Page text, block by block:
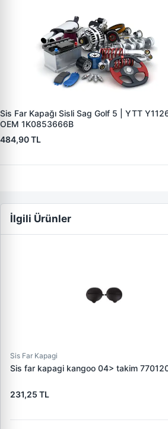
Sis Far Kapağı Sisli Sag Golf 5 | YTT
OEM 1K0853666B
484,90 TL
İlgili Ürünler
Sis Far Kapagi
Sis far kapagi kangoo 04> takim
231,25 TL